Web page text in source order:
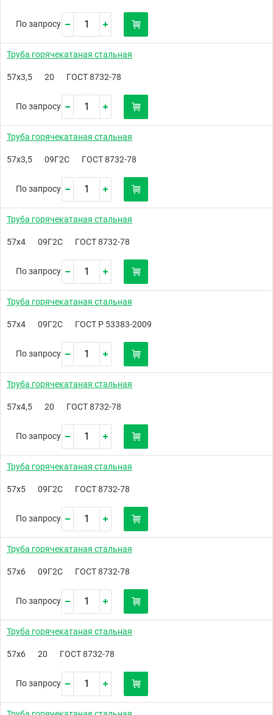
По запросу
Труба горячекатаная стальная
57х3,5 20 ГОСТ 8732-78
По запросу
Труба горячекатаная стальная
57х3,5 09Г2С ГОСТ 8732-78
По запросу
Труба горячекатаная стальная
57х4 09Г2С ГОСТ 8732-78
По запросу
Труба горячекатаная стальная
57х4 09Г2С ГОСТ Р 53383-2009
По запросу
Труба горячекатаная стальная
57х4,5 20 ГОСТ 8732-78
По запросу
Труба горячекатаная стальная
57х5 09Г2С ГОСТ 8732-78
По запросу
Труба горячекатаная стальная
57х6 09Г2С ГОСТ 8732-78
По запросу
Труба горячекатаная стальная
57х6 20 ГОСТ 8732-78
По запросу